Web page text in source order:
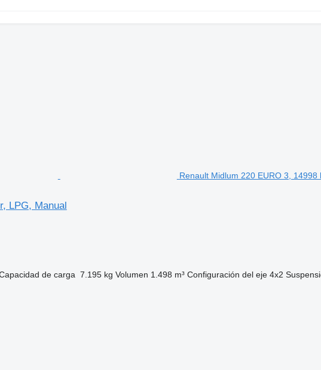
Renault Midlum 220 EURO 3,
LPG, Manual
de carga 7.195 kg Volumen 1.498 m³ Configuración del eje 4x2